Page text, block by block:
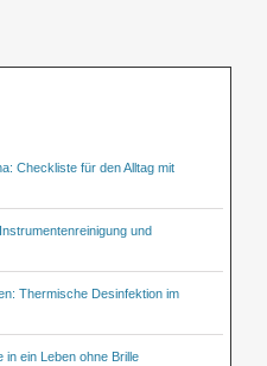
Checkliste für den Alltag mit
und
Thermische Desinfektion im
in ein Leben ohne Brille